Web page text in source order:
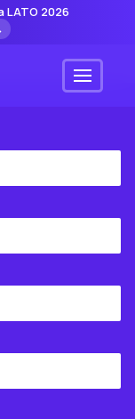
LATO 2026
Menu